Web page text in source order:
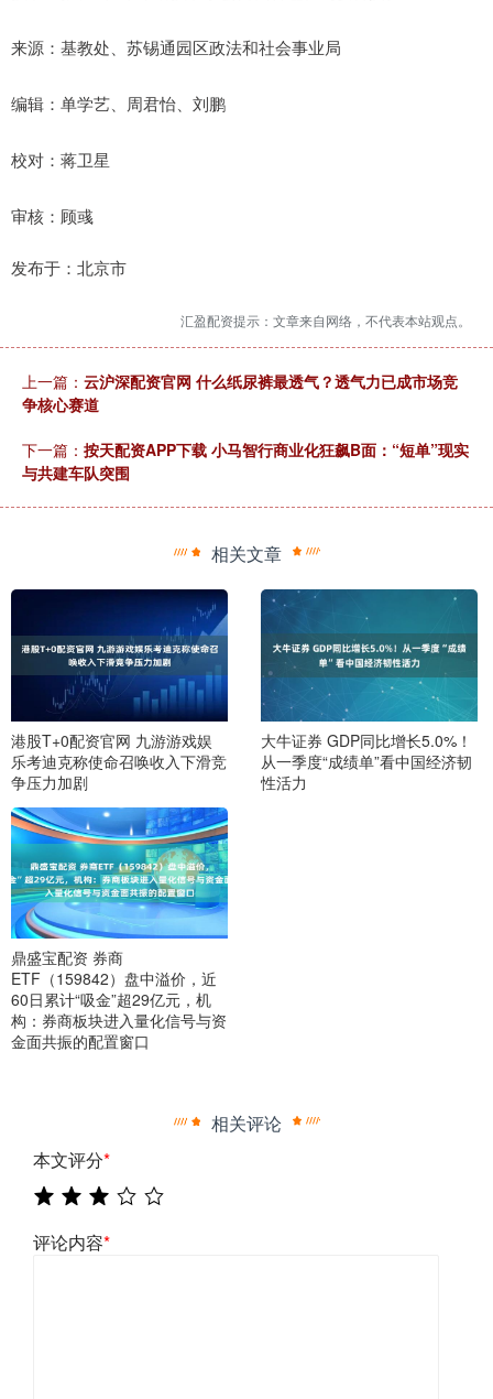
来源：基教处、苏锡通园区政法和社会事业局
编辑：单学艺、周君怡、刘鹏
校对：蒋卫星
审核：顾彧
发布于：北京市
汇盈配资提示：文章来自网络，不代表本站观点。
上一篇： 云沪深配资官网 什么纸尿裤最透气？透气力已成市场竞
争核心赛道
下一篇： 按天配资APP下载 小马智行商业化狂飙B面：“短单”现实
与共建车队突围
相关文章
港股T+0配资官网 九游游戏娱
乐考迪克称使命召唤收入下滑竞
争压力加剧
大牛证券 GDP同比增长5.0%！
从一季度“成绩单”看中国经济韧
性活力
鼎盛宝配资 券商
ETF（159842）盘中溢价，近
60日累计“吸金”超29亿元，机
构：券商板块进入量化信号与资
金面共振的配置窗口
相关评论
本文评分*
评论内容*